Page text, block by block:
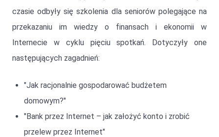
czasie odbyły się szkolenia dla seniorów polegające na
przekazaniu im wiedzy o finansach i ekonomii w
Internecie w cyklu pięciu spotkań. Dotyczyły one
następujących zagadnień:
"Jak racjonalnie gospodarować budżetem
domowym?"
"Bank przez Internet – jak założyć konto i zrobić
przelew przez Internet"